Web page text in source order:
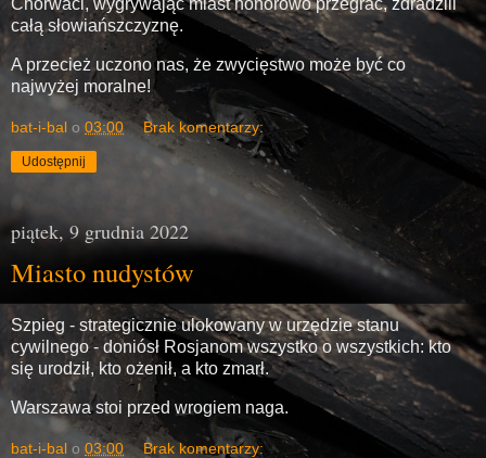
Chorwaci, wygrywając miast honorowo przegrać, zdradzili
całą słowiańszczyznę.
A przecież uczono nas, że zwycięstwo może być co
najwyżej moralne!
bat-i-bal o 03:00 Brak komentarzy:
Udostępnij
piątek, 9 grudnia 2022
Miasto nudystów
Szpieg - strategicznie ulokowany w urzędzie stanu
cywilnego - doniósł Rosjanom wszystko o wszystkich: kto
się urodził, kto ożenił, a kto zmarł.
Warszawa stoi przed wrogiem naga.
bat-i-bal o 03:00 Brak komentarzy: